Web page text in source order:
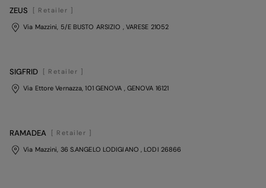
ZEUS
[ Retailer ]
Via Mazzini, 5/E BUSTO ARSIZIO
, VARESE 21052
SIGFRID
[ Retailer ]
Via Ettore Vernazza, 101 GENOVA
, GENOVA 16121
RAMADEA
[ Retailer ]
Via Mazzini, 36 S.ANGELO LODIGIANO
, LODI 26866